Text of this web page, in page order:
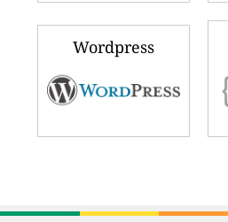
Wordpress